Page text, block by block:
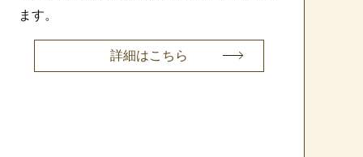
ます。
詳細はこちら